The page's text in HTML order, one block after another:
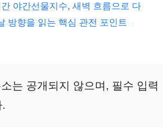
야간선물지수, 새벽 흐름으로 다
방향을 읽는 핵심 관전 포인트
는 공개되지 않으며, 필수 입력